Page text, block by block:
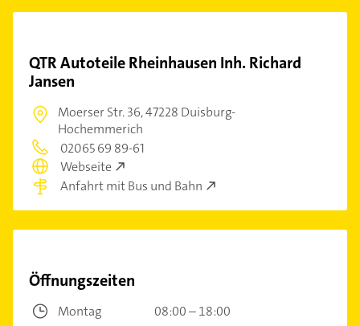
QTR Autoteile Rheinhausen Inh. Richard
Jansen
Moerser Str. 36,47228 Duisburg-
Hochemmerich
02065 69 89-61
Webseite
Anfahrt mit Bus und Bahn
Öffnungszeiten
Montag
08:00 – 18:00